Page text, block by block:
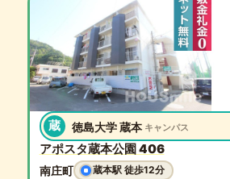
蔵 徳島大学 蔵本 キャンパス
アポスタ蔵本公園 406
南庄町 蔵本駅 徒歩12分